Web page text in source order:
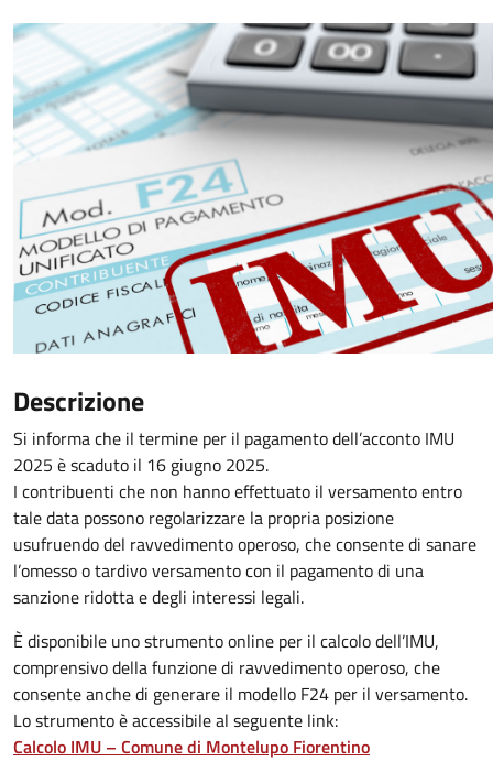
Descrizione
Si informa che il termine per il pagamento dell’acconto IMU
2025 è scaduto il 16 giugno 2025.
I contribuenti che non hanno effettuato il versamento entro
tale data possono regolarizzare la propria posizione
usufruendo del ravvedimento operoso, che consente di sanare
l’omesso o tardivo versamento con il pagamento di una
sanzione ridotta e degli interessi legali.
È disponibile uno strumento online per il calcolo dell’IMU,
comprensivo della funzione di ravvedimento operoso, che
consente anche di generare il modello F24 per il versamento.
Lo strumento è accessibile al seguente link:
Calcolo IMU – Comune di Montelupo Fiorentino